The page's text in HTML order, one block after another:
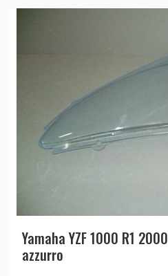
Yamaha YZF 1000 R1
azzurro